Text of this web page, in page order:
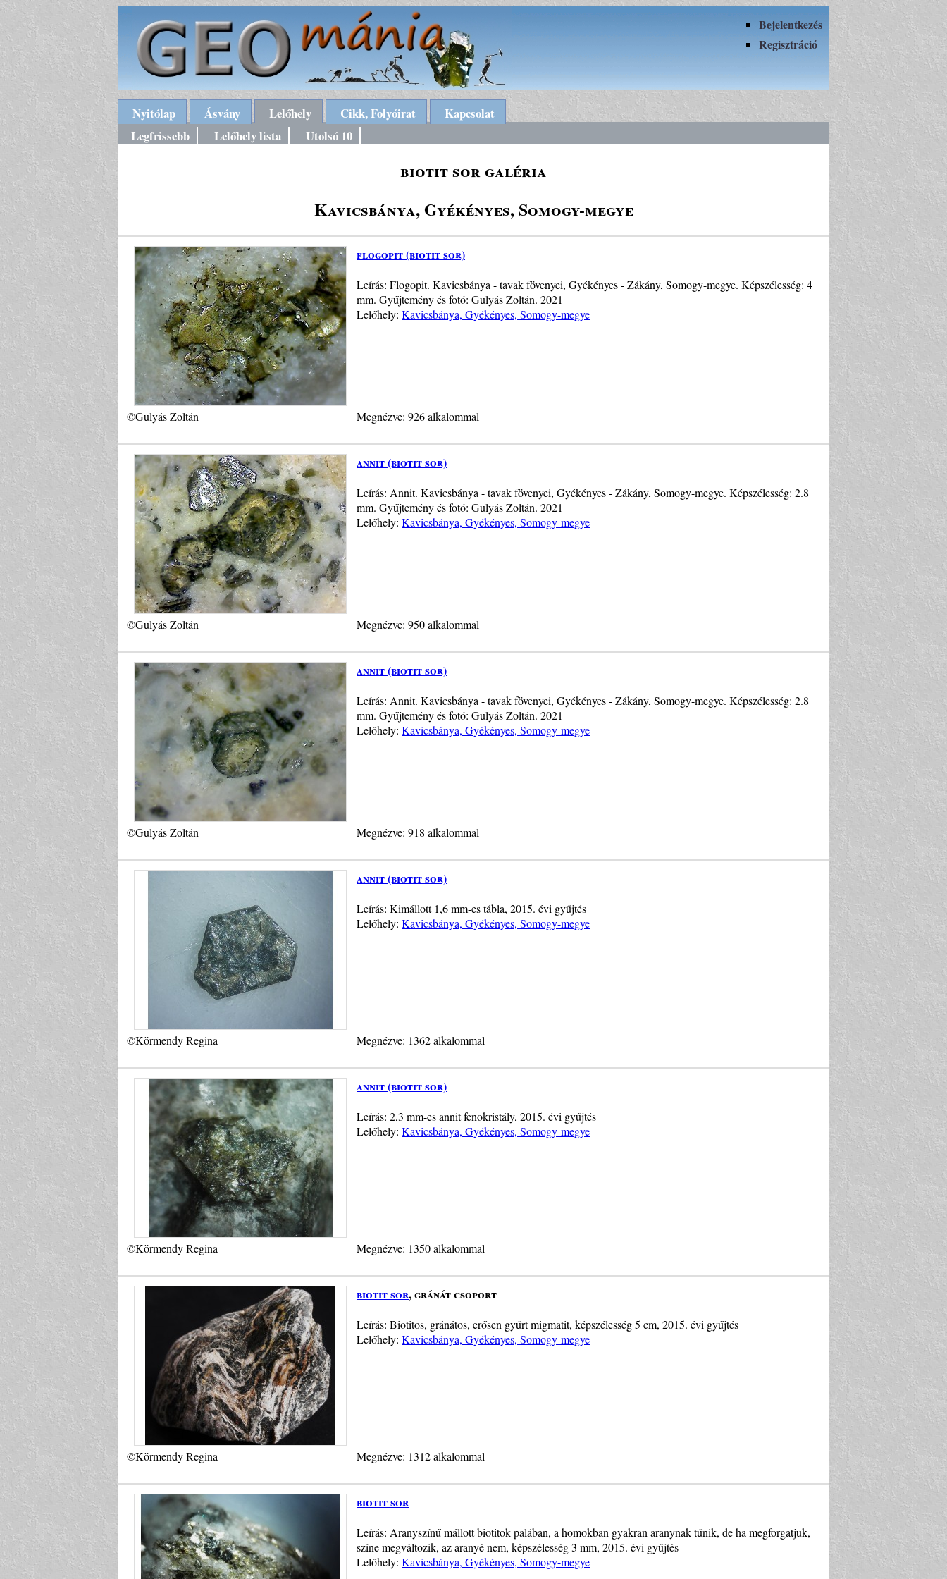
Bejelentkezés
Regisztráció
Nyitólap Ásvány Lelőhely Cikk, Folyóirat
Kapcsolat
Legfrissebb
Lelőhely lista Utolsó 10
biotit sor galéria
Kavicsbánya, Gyékényes, Somogy-megye
flogopit (biotit sor)
Leírás: Flogopit. Kavicsbánya - tavak fövenyei, Gyékényes - Zákány, Somogy-megye. Képszélesség: 4
mm. Gyűjtemény és fotó: Gulyás Zoltán. 2021
Lelőhely: Kavicsbánya, Gyékényes, Somogy-megye
©Gulyás Zoltán Megnézve: 926 alkalommal
annit (biotit sor)
Leírás: Annit. Kavicsbánya - tavak fövenyei, Gyékényes - Zákány, Somogy-megye. Képszélesség: 2.8
mm. Gyűjtemény és fotó: Gulyás Zoltán. 2021
Lelőhely: Kavicsbánya, Gyékényes, Somogy-megye
©Gulyás Zoltán Megnézve: 950 alkalommal
annit (biotit sor)
Leírás: Annit. Kavicsbánya - tavak fövenyei, Gyékényes - Zákány, Somogy-megye. Képszélesség: 2.8
mm. Gyűjtemény és fotó: Gulyás Zoltán. 2021
Lelőhely: Kavicsbánya, Gyékényes, Somogy-megye
©Gulyás Zoltán Megnézve: 918 alkalommal
annit (biotit sor)
Leírás: Kimállott 1,6 mm-es tábla, 2015. évi gyűjtés
Lelőhely: Kavicsbánya, Gyékényes, Somogy-megye
©Körmendy Regina Megnézve: 1362 alkalommal
annit (biotit sor)
Leírás: 2,3 mm-es annit fenokristály, 2015. évi gyűjtés
Lelőhely: Kavicsbánya, Gyékényes, Somogy-megye
©Körmendy Regina Megnézve: 1350 alkalommal
biotit sor, gránát csoport
Leírás: Biotitos, gránátos, erősen gyűrt migmatit, képszélesség 5 cm, 2015. évi gyűjtés
Lelőhely: Kavicsbánya, Gyékényes, Somogy-megye
©Körmendy Regina Megnézve: 1312 alkalommal
biotit sor
Leírás: Aranyszínű mállott biotitok palában, a homokban gyakran aranynak tűnik, de ha megforgatjuk,
színe megváltozik, az aranyé nem, képszélesség 3 mm, 2015. évi gyűjtés
Lelőhely: Kavicsbánya, Gyékényes, Somogy-megye